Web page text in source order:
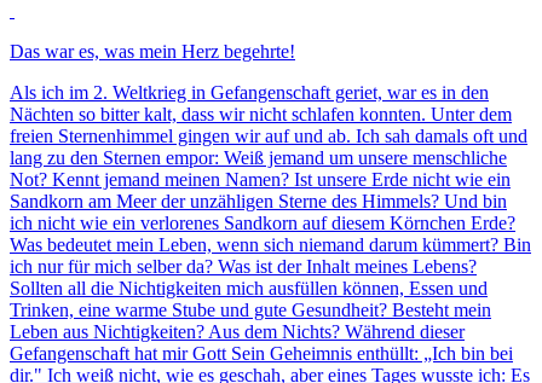
Das war es, was mein Herz begehrte!
Als ich im 2. Weltkrieg in Gefangenschaft geriet, war es in den
Nächten so bitter kalt, dass wir nicht schlafen konnten. Unter dem
freien Sternenhimmel gingen wir auf und ab. Ich sah damals oft und
lang zu den Sternen empor: Weiß jemand um unsere menschliche
Not? Kennt jemand meinen Namen? Ist unsere Erde nicht wie ein
Sandkorn am Meer der unzähligen Sterne des Himmels? Und bin
ich nicht wie ein verlorenes Sandkorn auf diesem Körnchen Erde?
Was bedeutet mein Leben, wenn sich niemand darum kümmert? Bin
ich nur für mich selber da? Was ist der Inhalt meines Lebens?
Sollten all die Nichtigkeiten mich ausfüllen können, Essen und
Trinken, eine warme Stube und gute Gesundheit? Besteht mein
Leben aus Nichtigkeiten? Aus dem Nichts? Während dieser
Gefangenschaft hat mir Gott Sein Geheimnis enthüllt: „Ich bin bei
dir." Ich weiß nicht, wie es geschah, aber eines Tages wusste ich: Es